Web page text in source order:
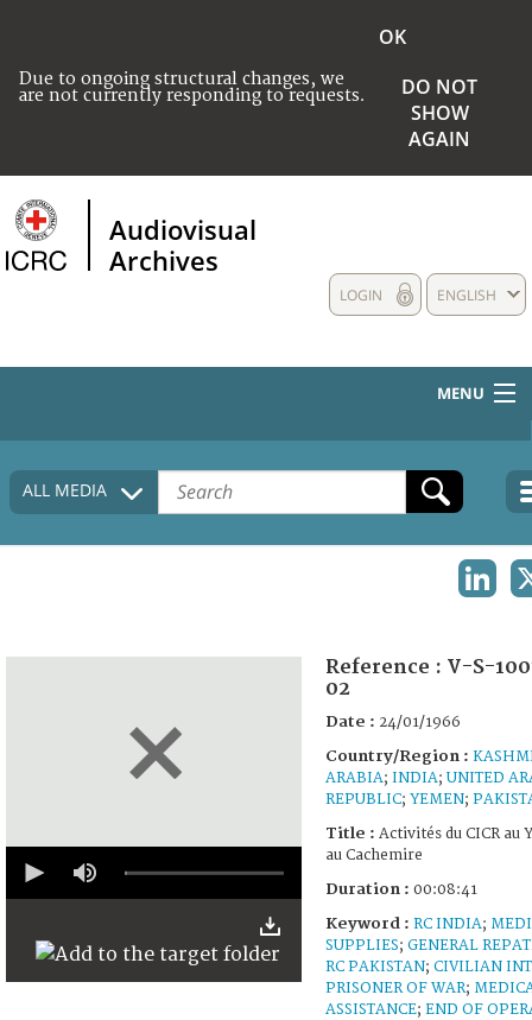
Due to ongoing structural changes, we
are not currently responding to requests.
OK
DO NOT
SHOW
AGAIN
Audiovisual
Archives
ENGLISH
LOGIN
MENU
HOME
COLLECTIONS DESCRIPTION
ALL MEDIA
seconds
Reference : V-S-
02
Date : 24/01/1966
Country/Region :
ARABIA; INDIA; UNITED
REPUBLIC; YEMEN;
Title : Activités du CICR au
au Cachemire
Duration : 00:08:41
Keyword : RC INDIA;
SUPPLIES; GENERAL
RC PAKISTAN; CIVILIAN
PRISONER OF WAR;
ASSISTANCE; END OF